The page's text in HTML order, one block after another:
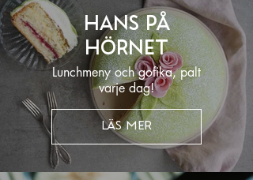
Hans på
Hörnet
Lunchmeny och gofika, palt
varje dag!
LÄS MER